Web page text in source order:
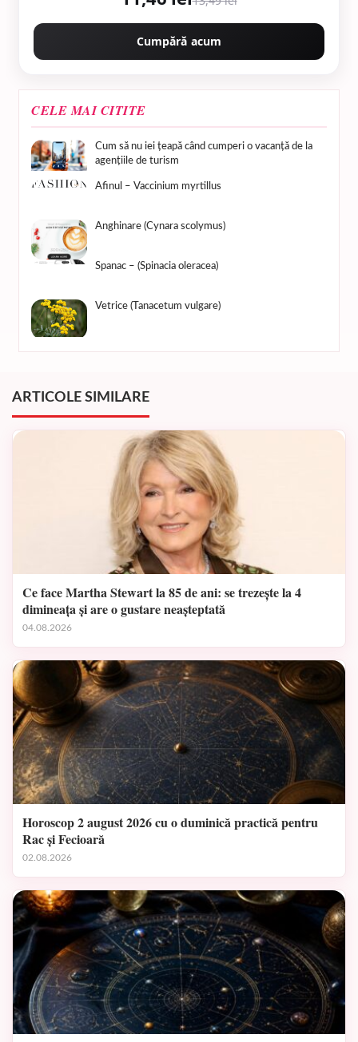
Cumpără acum
CELE MAI CITITE
Cum să nu iei țeapă când cumperi o vacanță de la
agențiile de turism
Afinul – Vaccinium myrtillus
Anghinare (Cynara scolymus)
Spanac – (Spinacia oleracea)
Vetrice (Tanacetum vulgare)
ARTICOLE SIMILARE
Ce face Martha Stewart la 85 de ani: se trezește la 4
dimineața și are o gustare neașteptată
04.08.2026
Horoscop 2 august 2026 cu o duminică practică pentru
Rac și Fecioară
02.08.2026